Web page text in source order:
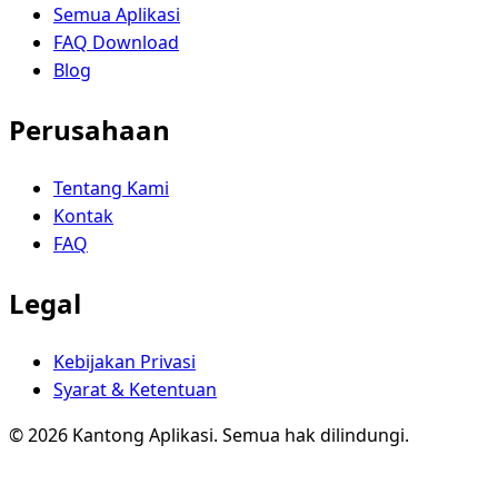
Semua Aplikasi
FAQ Download
Blog
Perusahaan
Tentang Kami
Kontak
FAQ
Legal
Kebijakan Privasi
Syarat & Ketentuan
© 2026 Kantong Aplikasi. Semua hak dilindungi.